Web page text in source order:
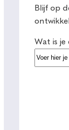
Blijf op
Wat is je